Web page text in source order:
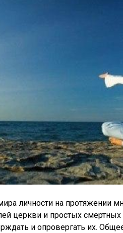
личности на протяжении
церкви и простых
и опровергать их.